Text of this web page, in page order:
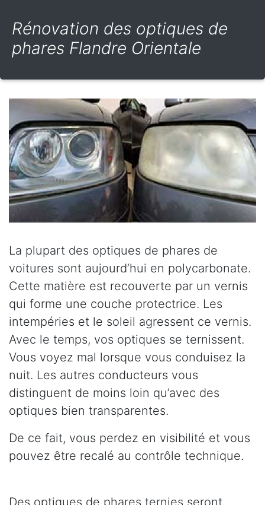
Rénovation des optiques de
phares Flandre Orientale
La plupart des optiques de phares de
voitures sont aujourd’hui en polycarbonate.
Cette matière est recouverte par un vernis
qui forme une couche protectrice. Les
intempéries et le soleil agressent ce vernis.
Avec le temps, vos optiques se ternissent.
Vous voyez mal lorsque vous conduisez la
nuit. Les autres conducteurs vous
distinguent de moins loin qu’avec des
optiques bien transparentes.
De ce fait, vous perdez en visibilité et vous
pouvez être recalé au contrôle technique.